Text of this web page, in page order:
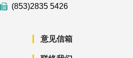
(853)2835 5426
意见信箱